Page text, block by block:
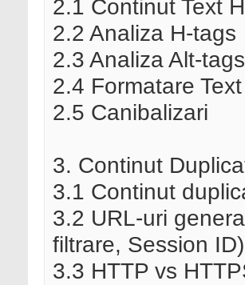
2.1 Continut Text
2.2 Analiza H-tags
2.3 Analiza Alt-tags
2.4 Formatare Text
2.5 Canibalizari
3. Continut
3.1 Continut
3.2 URL-uri
filtrare, Session ID)
3.3 HTTP vs